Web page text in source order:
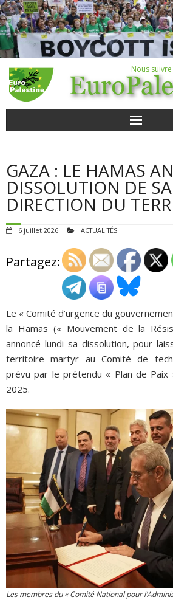
Nous suivre
POUR AGIR
AGENDA
VIDÉOS
QUI SOMMES-NOUS ?
ADHÉSIONS, DONS, CONTACT
GAZA : LE HAMAS
DISSOLUTION DE SA
DIRECTION DU
6 juillet 2026 ACTUALITÉS
Partagez:
Le « Comité d’urgence du
la Hamas (« Mouvement de la
annoncé lundi sa dissolution, pour
territoire martyr au Comité de
prévu par le prétendu « Plan de Paix
2025.
Les membres du « Comité National pour